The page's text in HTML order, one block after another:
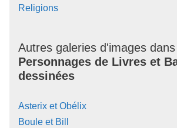
Religions
Autres galeries d'images
Personnages de Livres et
dessinées
Asterix et Obélix
Boule et Bill